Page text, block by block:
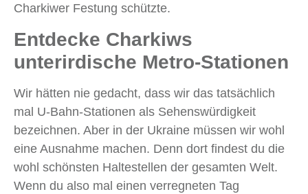
Charkiwer Festung schützte.
Entdecke Charkiws
unterirdische Metro-Stationen
Wir hätten nie gedacht, dass wir das tatsächlich
mal U-Bahn-Stationen als Sehenswürdigkeit
bezeichnen. Aber in der Ukraine müssen wir wohl
eine Ausnahme machen. Denn dort findest du die
wohl schönsten Haltestellen der gesamten Welt.
Wenn du also mal einen verregneten Tag